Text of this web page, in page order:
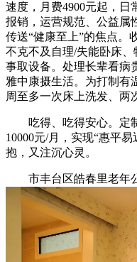
速度，月费4900元起，日
报销，运营规范、公益属
传送“健康至上”的焦点。
不克不及自理/失能卧床
事取设备。处理长辈看病
雅中康摄生活。为打制有
周至多一次床上洗发、两
吃得、吃得安心。定制
10000元/月，实现“惠平
抱，又注沉心灵。
市丰台区皓春里老年